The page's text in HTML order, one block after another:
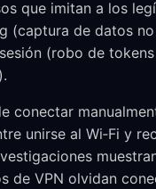
que imitan a los
(captura de datos
(robo de
conectar
unirse al Wi‑Fi y
de VPN olvidan